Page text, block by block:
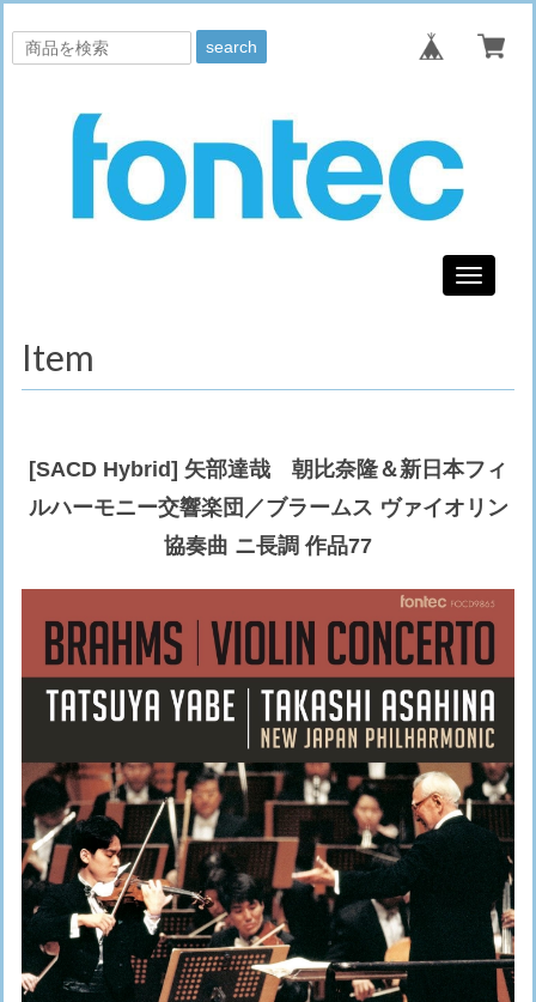
search
Toggle
Item
[SACD Hybrid] 矢部達哉 朝比奈隆＆新日本フィ
ルハーモニー交響楽団／ブラームス ヴァイオリン
協奏曲 ニ長調 作品77